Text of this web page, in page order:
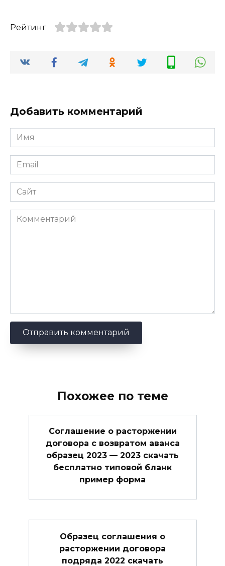
Рейтинг
Добавить комментарий
Имя
*
Email
*
Сайт
Комментарий
Похожее по теме
Соглашение о расторжении
договора с возвратом аванса
образец 2023 — 2023 скачать
бесплатно типовой бланк
пример форма
Образец соглашения о
расторжении договора
подряда 2022 скачать